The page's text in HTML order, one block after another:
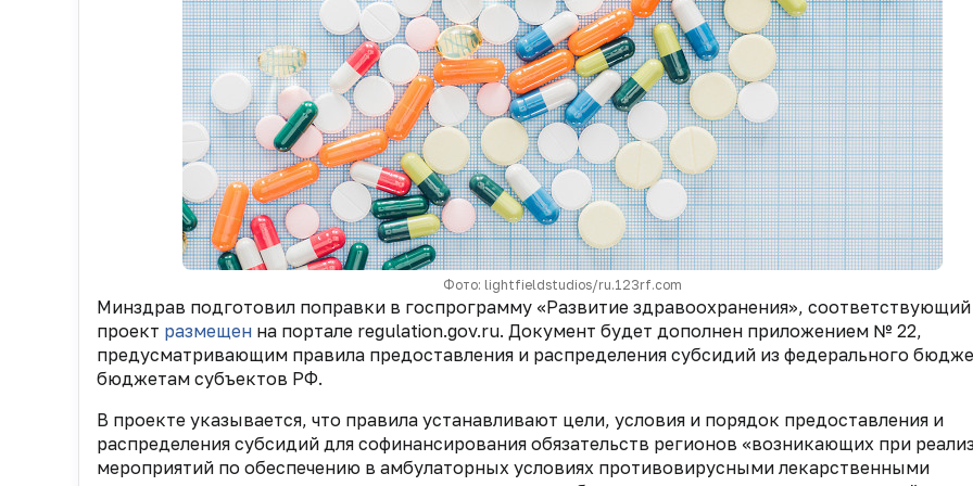
Фото: lightfieldstudios/ru.123rf.com
Минздрав подготовил поправки в госпрограмму «Развитие здравоохранения», соответствующий
проект размещен на портале regulation.gov.ru. Документ будет дополнен приложением № 22,
предусматривающим правила предоставления и распределения субсидий из федерального
бюджетам субъектов РФ.
В проекте указывается, что правила устанавливают цели, условия и порядок предоставления и
распределения субсидий для софинансирования обязательств регионов «возникающих при
мероприятий по обеспечению в амбулаторных условиях противовирусными лекарственными